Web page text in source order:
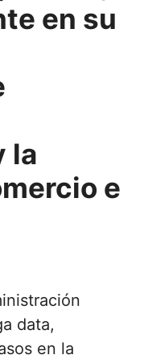
en su
la
e
data,
en la